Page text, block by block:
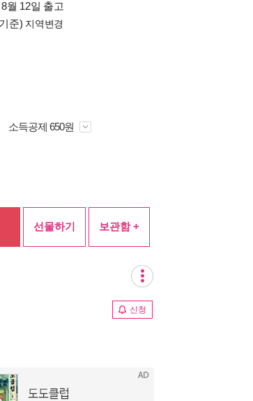
월 12일 출고
준) 지역변경
소득공제 650원
선물하기 보관함 +
신청